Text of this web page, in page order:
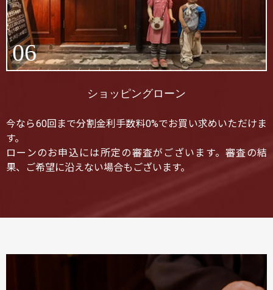
06
ショッピングローン
今なら60回まで分割金利手数料0%でお買い求めいただけま
す。
ローンのお申込には所定の審査がございます。審査の結
果、ご希望に沿えない場合もございます。